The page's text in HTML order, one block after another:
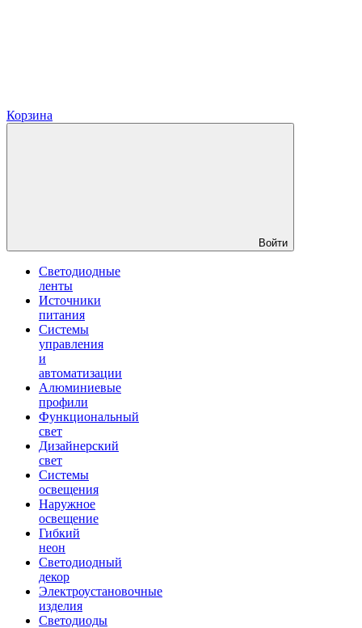
Корзина
Войти
Светодиодные
ленты
Источники
питания
Системы
управления
и
автоматизации
Алюминиевые
профили
Функциональный
свет
Дизайнерский
свет
Системы
освещения
Наружное
освещение
Гибкий
неон
Светодиодный
декор
Электроустановочные
изделия
Светодиоды